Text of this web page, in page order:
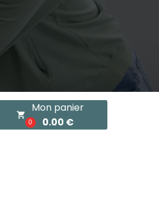
local_grocery_store
0
Mon panier
0.00 €